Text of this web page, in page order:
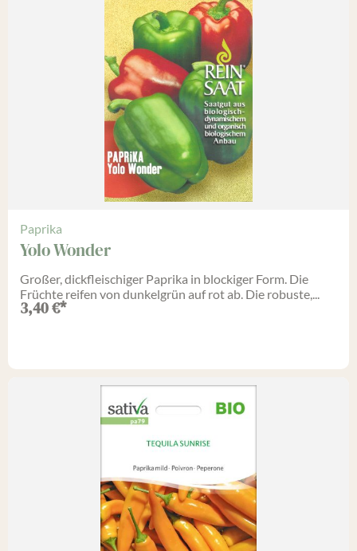
Paprika
Yolo Wonder
Großer, dickfleischiger Paprika in blockiger Form. Die
Früchte reifen von dunkelgrün auf rot ab. Die robuste,...
3,40€*